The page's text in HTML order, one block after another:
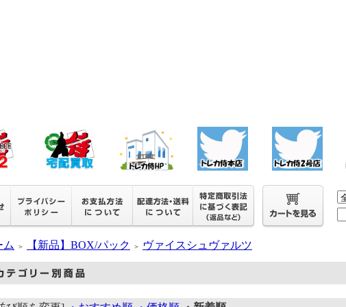
ム ＞ 【新品】BOX/パック ＞ ヴァイスシュヴァルツ